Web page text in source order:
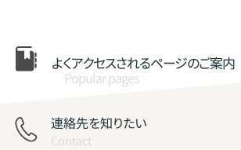
よくアクセスされるページのご案内
Popular pages
連絡先を知りたい
Contact